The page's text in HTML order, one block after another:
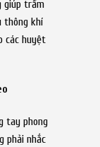
giúp trầm
thông khí
các huyệt
tay phong
phải nhắc